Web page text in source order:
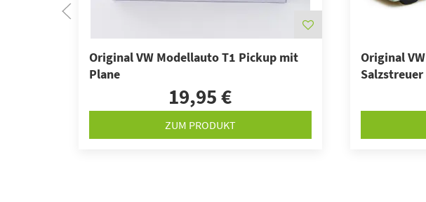
Original VW Modellauto T1 Pickup mit
Plane
19,95 €
ZUM PRODUKT
Original
Salzstreuer